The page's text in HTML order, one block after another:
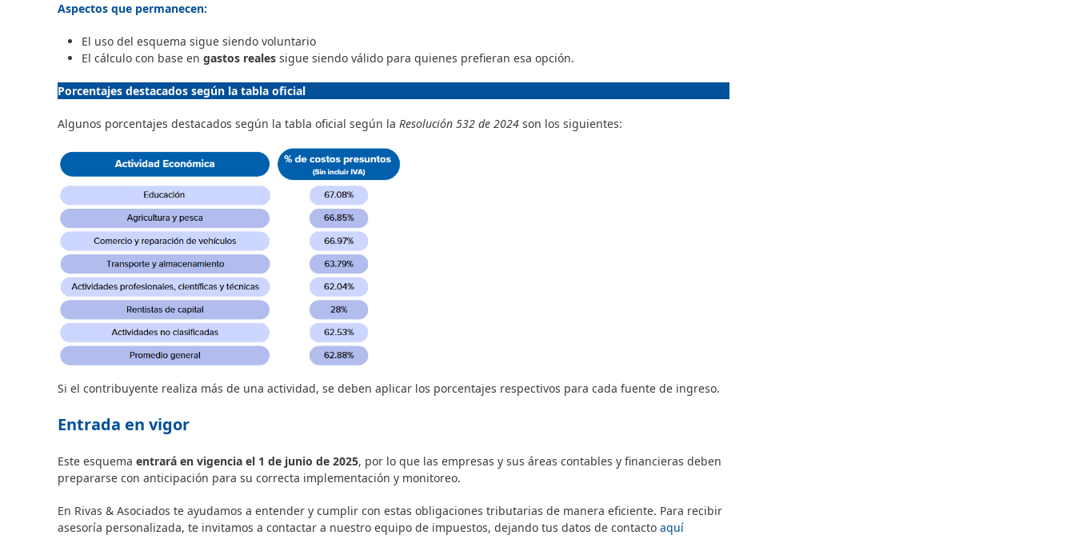
Aspectos que permanecen:
El uso del esquema sigue siendo voluntario
El cálculo con base en gastos reales sigue siendo válido para quienes prefieran esa opción.
Porcentajes destacados según la tabla oficial
Algunos porcentajes destacados según la tabla oficial según la Resolución 532 de 2024 son los siguientes:
Si el contribuyente realiza más de una actividad, se deben aplicar los porcentajes respectivos para cada fuente de ingreso.
Entrada en vigor
Este esquema entrará en vigencia el 1 de junio de 2025, por lo que las empresas y sus áreas contables y financieras deben
prepararse con anticipación para su correcta implementación y monitoreo.
En Rivas & Asociados te ayudamos a entender y cumplir con estas obligaciones tributarias de manera eficiente. Para recibir
asesoría personalizada, te invitamos a contactar a nuestro equipo de impuestos, dejando tus datos de contacto aquí